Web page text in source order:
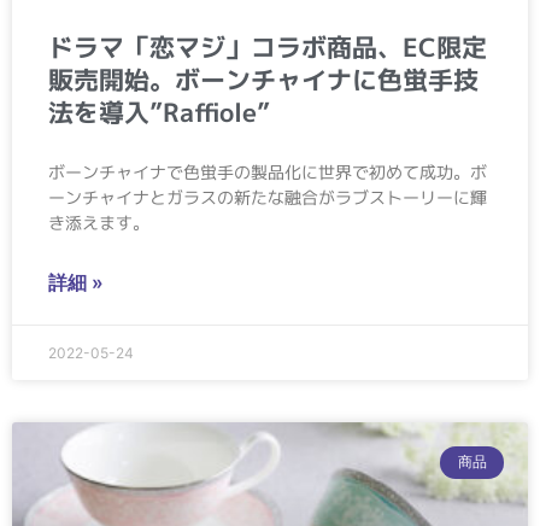
ドラマ「恋マジ」コラボ商品、EC限定
販売開始。ボーンチャイナに色蛍手技
法を導入”Raffiole”
ボーンチャイナで色蛍手の製品化に世界で初めて成功。ボ
ーンチャイナとガラスの新たな融合がラブストーリーに輝
き添えます。
詳細 »
2022-05-24
商品